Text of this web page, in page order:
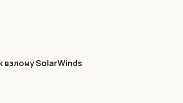
взлому SolarWinds